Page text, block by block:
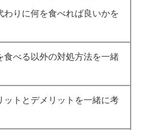
わりに何を食べれば良いかを
食べる以外の対処方法を一緒
ットとデメリットを一緒に考